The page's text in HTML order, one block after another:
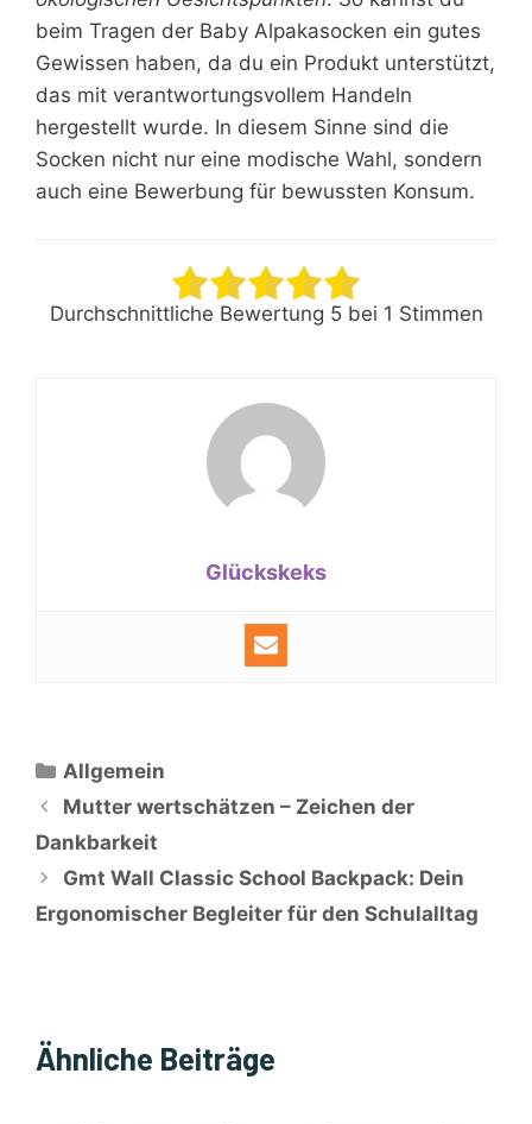
beim Tragen der Baby Alpakasocken ein gutes
Gewissen haben, da du ein Produkt unterstützt,
das mit verantwortungsvollem Handeln
hergestellt wurde. In diesem Sinne sind die
Socken nicht nur eine modische Wahl, sondern
auch eine Bewerbung für bewussten Konsum.
Durchschnittliche Bewertung 5bei 1 Stimmen
Glückskeks
Kategorien
Allgemein
Mutter wertschätzen – Zeichen der
Dankbarkeit
Gmt Wall Classic School Backpack: Dein
Ergonomischer Begleiter für den Schulalltag
Ähnliche Beiträge